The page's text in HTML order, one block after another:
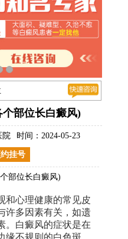
部位长白癜风)
院 时间：2024-05-23
挂号
部位长白癜风)
和心理健康的常见皮
许多因素有关，如遗
。白癜风的症状是在
缘不规则的白色斑